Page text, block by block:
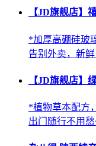
【JD旗舰店】
*加厚高硼硅玻
告别外卖，新
【JD旗舰店】
*植物草本配方
出门随行不用愁